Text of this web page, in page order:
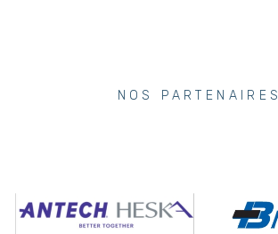
NOS PARTENAIRES